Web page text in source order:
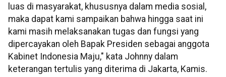
luas di masyarakat, khususnya dalam media sosial,
maka dapat kami sampaikan bahwa hingga saat ini
kami masih melaksanakan tugas dan fungsi yang
dipercayakan oleh Bapak Presiden sebagai anggota
Kabinet Indonesia Maju," kata Johnny dalam
keterangan tertulis yang diterima di Jakarta, Kamis.